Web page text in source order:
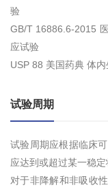
验
GB/T 16886.6-2015
应试验
USP 88 美国药典 体
试验周期
试验周期应根据临床
应达到或超过某一稳
对于非降解和非吸收